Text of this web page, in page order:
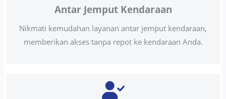
Antar Jemput Kendaraan
Nikmati kemudahan layanan antar jemput kendaraan,
memberikan akses tanpa repot ke kendaraan Anda.